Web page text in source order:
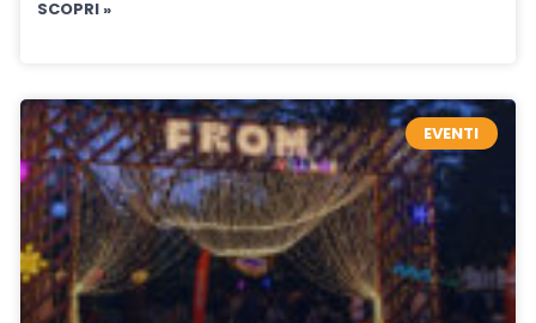
SCOPRI »
EVENTI